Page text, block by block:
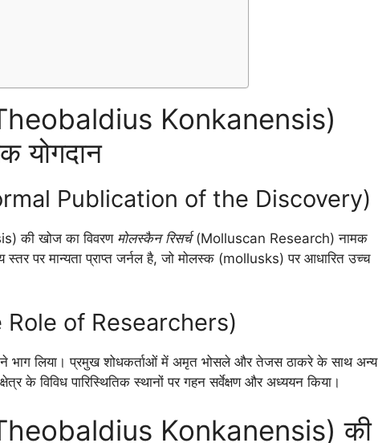
Konkanensis)
योगदान
Publication of the Discovery)
की खोज का विवरण मोलस्कैन रिसर्च(Molluscan Research) नामक
स्तर पर मान्यता प्राप्त जर्नल है, जो मोलस्क (mollusks) पर आधारित उच्च
Role of Researchers)
भाग लिया। प्रमुख शोधकर्ताओं में अमृत भोसले और तेजस ठाकरे के साथ अन्य
के विविध पारिस्थितिक स्थानों पर गहन सर्वेक्षण और अध्ययन किया।
Konkanensis) की